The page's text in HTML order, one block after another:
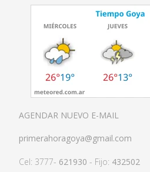
AGENDAR NUEVO E-MAIL
primerahoragoya@gmail.com
Cel: 3777- 621930 - Fijo: 432502